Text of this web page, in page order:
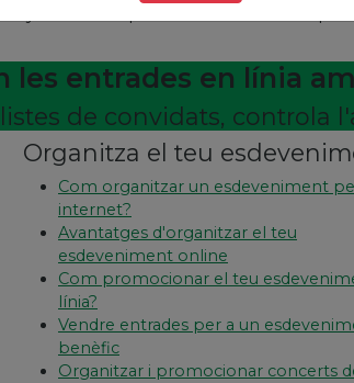
y las buenas prácticas en materia de
les entrades en línia
de convidats, controla
Organitza el teu
Com organitzar un esdeveniment
internet?
Avantatges d'organitzar el teu
esdeveniment online
Com promocionar el teu
línia?
Vendre entrades per a un
benèfic
Organitzar i promocionar concerts